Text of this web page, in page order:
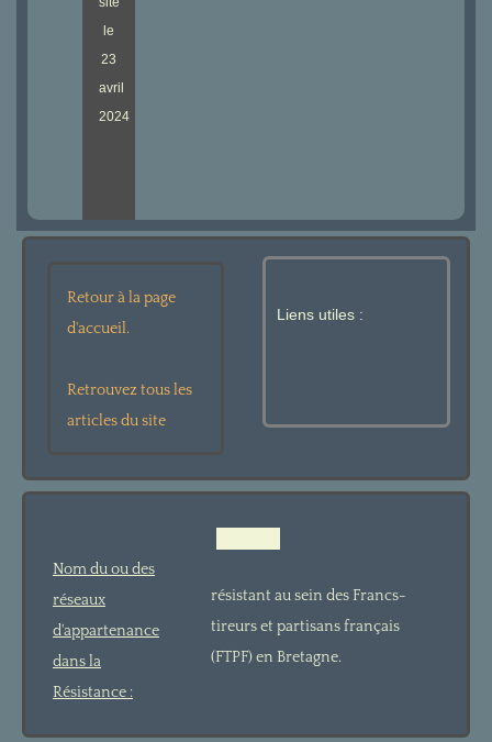
le
23
avril
2024
Retour à la page
d'accueil.
Retrouvez tous les
articles du site
Liens utiles :
Nom du ou des
réseaux
d'appartenance
dans la
Résistance :
résistant au sein des Francs-
tireurs et partisans français
(FTPF) en Bretagne.